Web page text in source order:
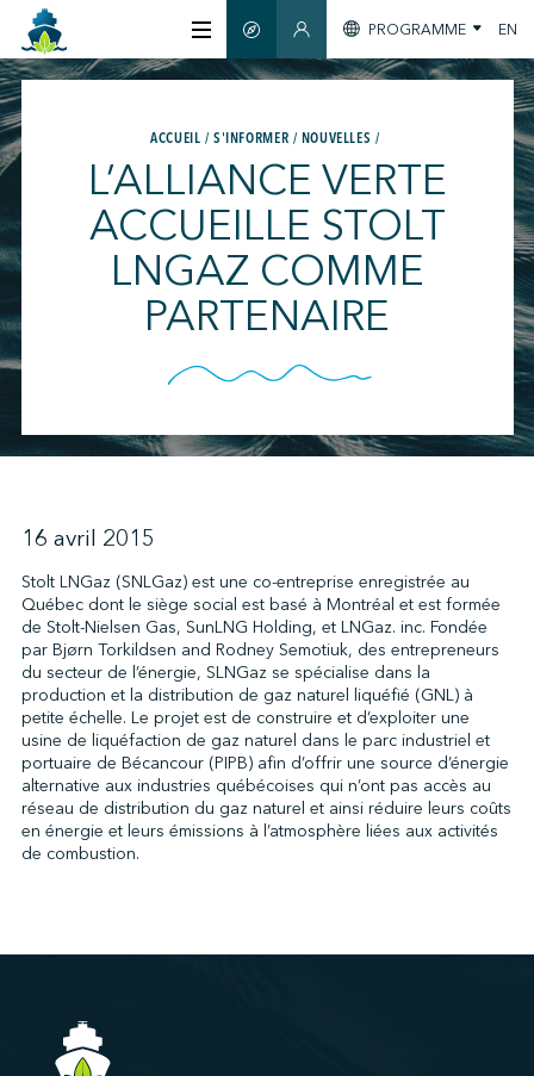
À PROPOS
CERTIFICATION
MEMBRES
GREENTECH
S'INFORMER
NOUS JOINDRE
↩︎
GUIDE INTELLIGENT
SECTION MEMBRES
PROGRAMME EN
ACCUEIL S'INFORMER NOUVELLES
L’ALLIANCE VERTE
ACCUEILLE STOLT
LNGAZ COMME
PARTENAIRE
16 avril 2015
Stolt LNGaz (SNLGaz) est une co-entreprise enregistrée au
Québec dont le siège social est basé à Montréal et est formée
de Stolt-Nielsen Gas, SunLNG Holding, et LNGaz. inc. Fondée
par Bjørn Torkildsen and Rodney Semotiuk, des entrepreneurs
du secteur de l’énergie, SLNGaz se spécialise dans la
production et la distribution de gaz naturel liquéfié (GNL) à
petite échelle. Le projet est de construire et d’exploiter une
usine de liquéfaction de gaz naturel dans le parc industriel et
portuaire de Bécancour (PIPB) afin d’offrir une source d’énergie
alternative aux industries québécoises qui n’ont pas accès au
réseau de distribution du gaz naturel et ainsi réduire leurs coûts
en énergie et leurs émissions à l’atmosphère liées aux activités
de combustion.